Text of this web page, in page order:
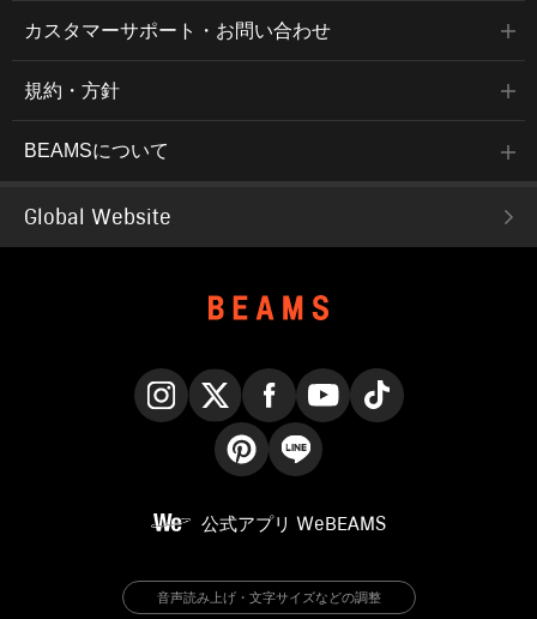
カスタマーサポート・お問い合わせ
規約・方針
BEAMSについて
Global Website
公式アプリ WeBEAMS
音声読み上げ・文字サイズなどの調整